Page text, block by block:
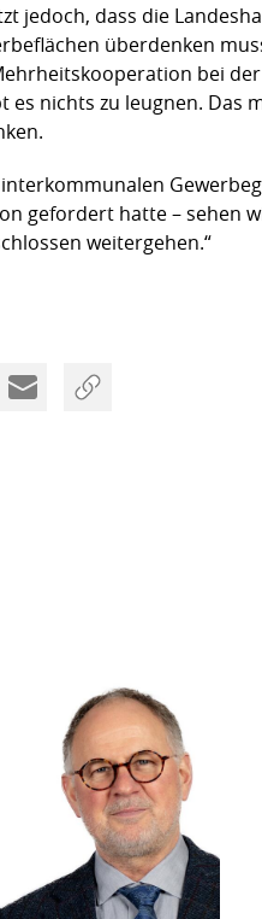
jedoch, dass die
überdenken
bei
es nichts zu leugnen. Das
gefordert hatte – sehen
weitergehen.“